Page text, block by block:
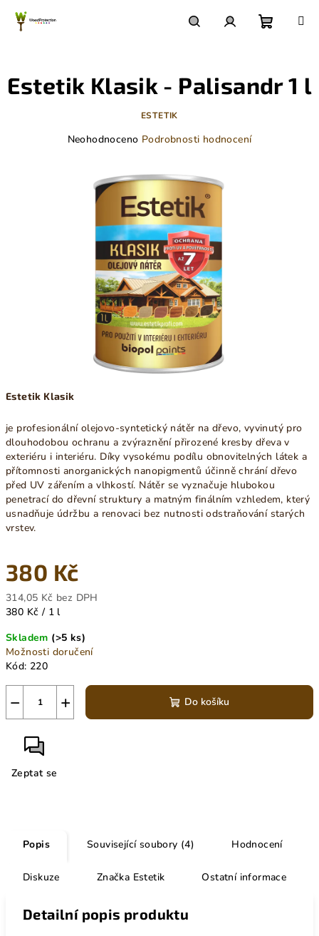
obsah
košík
Estetik Klasik
je profesionální olejovo-syntetický nátěr na dřevo, vyvinutý pro
dlouhodobou ochranu a zvýraznění přirozené kresby dřeva v
exteriéru i interiéru. Díky vysokému podílu obnovitelných látek a
přítomnosti anorganických nanopigmentů účinně chrání dřevo
před UV zářením a vlhkostí. Nátěr se vyznačuje hlubokou
penetrací do dřevní struktury a matným finálním vzhledem, který
usnadňuje údržbu a renovaci bez nutnosti odstraňování starých
vrstev.
380 Kč
314,05 Kč bez DPH
Měrná
380 Kč / 1 l
Skladem (>5 ks)
Možnosti doručení
Kód: 220
+
− Do košíku
Zeptat se
Estetik Klasik - Palisandr 1 l
ESTETIK
Průměrné
hvězdiček.
Neohodnoceno Podrobnosti hodnocení
Popis Související soubory (4) Hodnocení
Diskuze Značka Estetik Ostatní informace
Detailní popis produktu